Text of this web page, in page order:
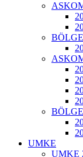
UMKE
UMKE